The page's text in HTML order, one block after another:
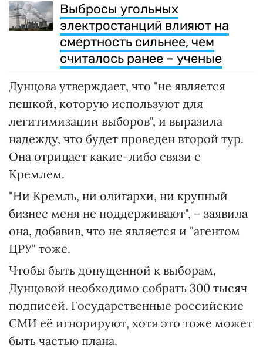
Выбросы угольных
электростанций влияют на
смертность сильнее, чем
считалось ранее – ученые
Дунцова утверждает, что "не является
пешкой, которую используют для
легитимизации выборов", и выразила
надежду, что будет проведен второй тур.
Она отрицает какие-либо связи с
Кремлем.
"Ни Кремль, ни олигархи, ни крупный
бизнес меня не поддерживают", – заявила
она, добавив, что не является и "агентом
ЦРУ" тоже.
Чтобы быть допущенной к выборам,
Дунцовой необходимо собрать 300 тысяч
подписей. Государственные российские
СМИ её игнорируют, хотя это тоже может
быть частью плана.